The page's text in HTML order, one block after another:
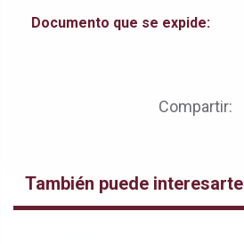
Documento que se expide:
Compartir:
También puede interesarte